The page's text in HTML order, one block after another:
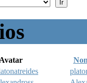
Avatar